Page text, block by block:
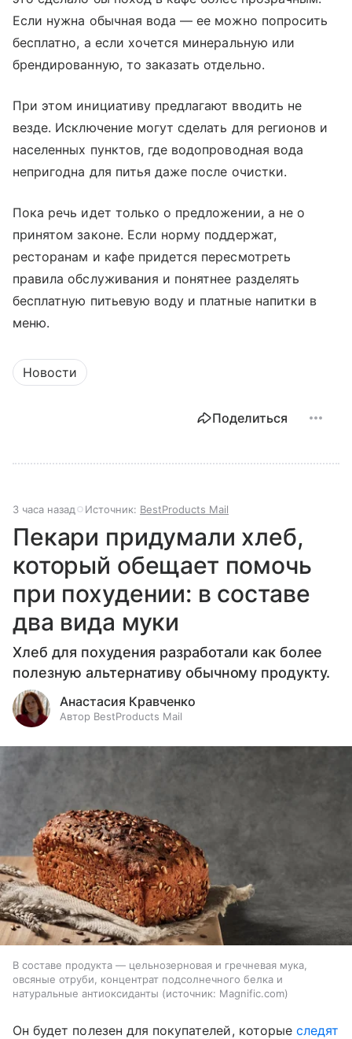
Если нужна обычная вода — ее можно попросить
бесплатно, а если хочется минеральную или
брендированную, то заказать отдельно.
При этом инициативу предлагают вводить не
везде. Исключение могут сделать для регионов и
населенных пунктов, где водопроводная вода
непригодна для питья даже после очистки.
Пока речь идет только о предложении, а не о
принятом законе. Если норму поддержат,
ресторанам и кафе придется пересмотреть
правила обслуживания и понятнее разделять
бесплатную питьевую воду и платные напитки в
меню.
Новости
Поделиться
3 часа назад Источник: BestProducts Mail
Пекари придумали хлеб,
который обещает помочь
при похудении: в составе
два вида муки
Хлеб для похудения разработали как более
полезную альтернативу обычному продукту.
Анастасия Кравченко
Автор BestProducts Mail
В составе продукта — цельнозерновая и гречневая мука,
овсяные отруби, концентрат подсолнечного белка и
натуральные антиоксиданты
источник: Magnific.com
Он будет полезен для покупателей, которыеследят